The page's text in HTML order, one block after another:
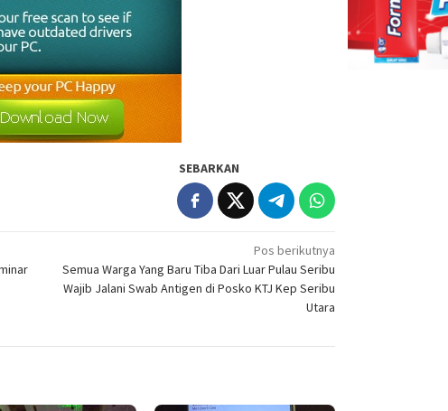
SEBARKAN
Pos berikutnya
Semua Warga Yang Baru Tiba Dari Luar Pulau Seribu
Wajib Jalani Swab Antigen di Posko KTJ Kep Seribu
Utara